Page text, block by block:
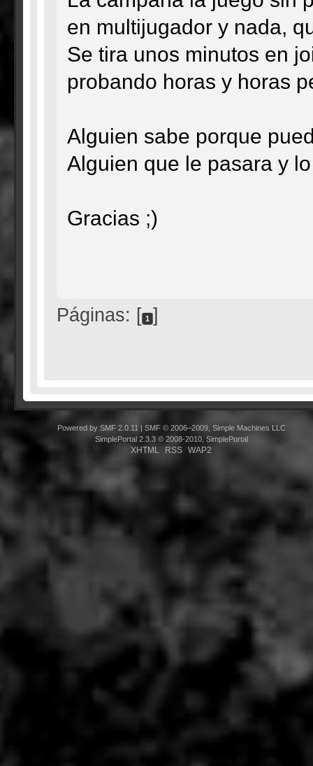
en multijugador y nada,
Se tira unos minutos en
probando horas y horas
Alguien sabe porque
Alguien que le pasara y
Gracias ;)
Páginas: [ 1 ]
Powered by SMF 2.0.11
SMF © 2006–2009, Simple Machines LLC
SimplePortal 2.3.3 © 2008-2010, SimplePortal
XHTML RSS WAP2